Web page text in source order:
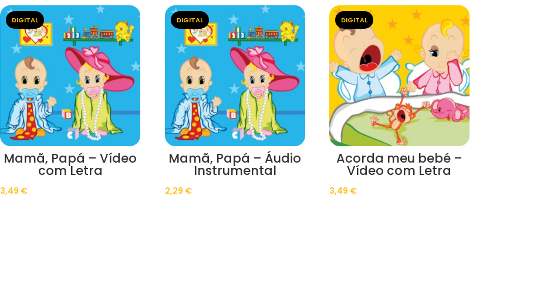
DIGITAL
Mamã, Papá – Vídeo
com Letra
3,49 €
DIGITAL
Mamã, Papá – Áudio
Instrumental
2,29 €
DIGITAL
Acorda meu bebé –
Vídeo com Letra
3,49 €